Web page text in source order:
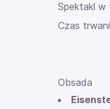
Spektakl w
Czas
Obsada